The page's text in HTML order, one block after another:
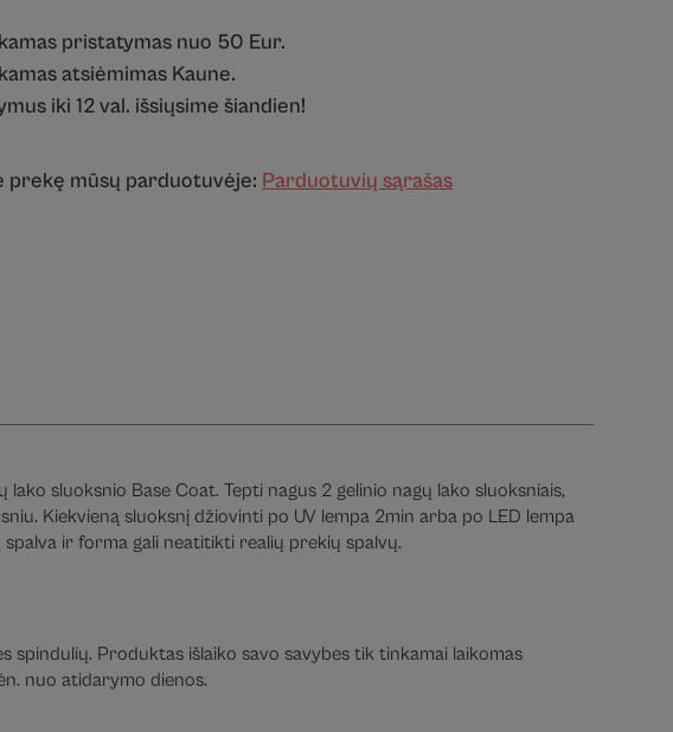
pristatymas nuo 50 Eur.
atsiėmimas Kaune.
iki 12 val. išsiųsime šiandien!
prekę mūsų parduotuvėje: Parduotuvių sąrašas
sluoksnio Base Coat. Tepti nagus 2 gelinio nagų lako sluoksniais,
Kiekvieną sluoksnį džiovinti po UV lempa 2min arba po LED lempa
ir forma gali neatitikti realių prekių spalvų.
spindulių. Produktas išlaiko savo savybes tik tinkamai laikomas
nuo atidarymo dienos.